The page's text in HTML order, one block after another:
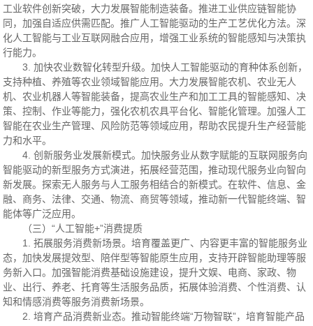
工业软件创新突破，大力发展智能制造装备。推进工业供应链智能协
同，加强自适应供需匹配。推广人工智能驱动的生产工艺优化方法。深
化人工智能与工业互联网融合应用，增强工业系统的智能感知与决策执
行能力。
3. 加快农业数智化转型升级。加快人工智能驱动的育种体系创新，
支持种植、养殖等农业领域智能应用。大力发展智能农机、农业无人
机、农业机器人等智能装备，提高农业生产和加工工具的智能感知、决
策、控制、作业等能力，强化农机农具平台化、智能化管理。加强人工
智能在农业生产管理、风险防范等领域应用，帮助农民提升生产经营能
力和水平。
4. 创新服务业发展新模式。加快服务业从数字赋能的互联网服务向
智能驱动的新型服务方式演进，拓展经营范围，推动现代服务业向智向
新发展。探索无人服务与人工服务相结合的新模式。在软件、信息、金
融、商务、法律、交通、物流、商贸等领域，推动新一代智能终端、智
能体等广泛应用。
（三）“人工智能+”消费提质
1. 拓展服务消费新场景。培育覆盖更广、内容更丰富的智能服务业
态，加快发展提效型、陪伴型等智能原生应用，支持开辟智能助理等服
务新入口。加强智能消费基础设施建设，提升文娱、电商、家政、物
业、出行、养老、托育等生活服务品质，拓展体验消费、个性消费、认
知和情感消费等服务消费新场景。
2. 培育产品消费新业态。推动智能终端“万物智联”，培育智能产品